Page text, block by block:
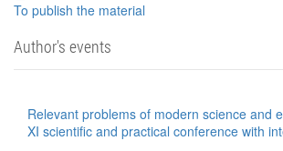
To publish the material
Author's events
Relevant problems of modern science and
XI scientific and practical conference with